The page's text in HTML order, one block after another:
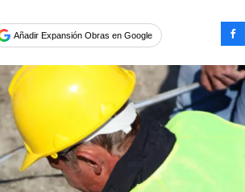
Añadir Expansión Obras en Google